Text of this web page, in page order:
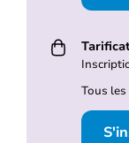
Tous